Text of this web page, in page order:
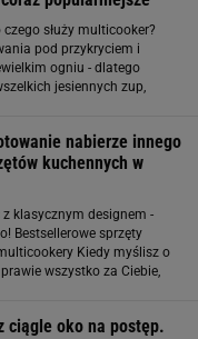
służy multicooker?
pod przykryciem i
ogniu - dlatego
jesiennych zup,
nabierze innego
kuchennych w
z klasycznym designem -
Bestsellerowe sprzęty
Kiedy myślisz o
wszystko za Ciebie,
ciągle oko na postęp.